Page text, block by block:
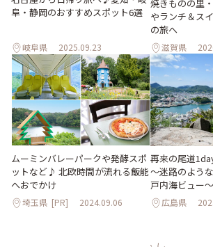
阜・静岡のおすすめスポット6選
岐阜県 2025.09.23
焼きものの里
やランチ＆ス
の旅へ
滋賀県
ムーミンバレーパークや発酵スポ
ットなど♪ 北欧時間が流れる飯能
へおでかけ
埼玉県 [PR] 2024.09.06
再来の尾道
～迷路のよう
戸内海ビュー～
広島県